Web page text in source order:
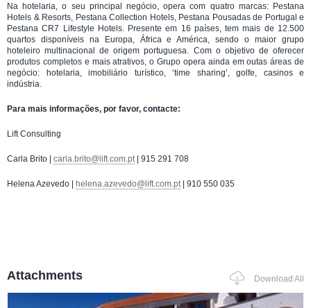
Na hotelaria, o seu principal negócio, opera com quatro marcas: Pestana
Hotels & Resorts, Pestana Collection Hotels, Pestana Pousadas de Portugal e
Pestana CR7 Lifestyle Hotels. Presente em 16 países, tem mais de 12.500
quartos disponíveis na Europa, África e América, sendo o maior grupo
hoteleiro multinacional de origem portuguesa. Com o objetivo de oferecer
produtos completos e mais atrativos, o Grupo opera ainda em outas áreas de
negócio: hotelaria, imobiliário turístico, ‘time sharing’, golfe, casinos e
indústria.
Para mais informações, por favor, contacte:
Lift Consulting
Carla Brito | carla.brito@lift.com.pt| 915 291 708
Helena Azevedo | helena.azevedo@lift.com.pt| 910 550 035
Attachments Download All